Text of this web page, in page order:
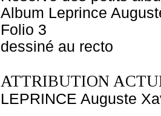
Album Leprince
Folio 3
dessiné au recto
ATTRIBUTION
LEPRINCE Auguste